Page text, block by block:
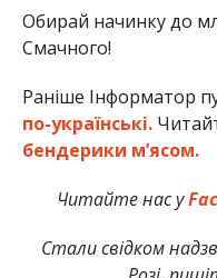
Обирай начинку до
Смачного!
Раніше Інформатор
по-українські.
бендерики м’ясом.
Читайте нас у
Стали свідком